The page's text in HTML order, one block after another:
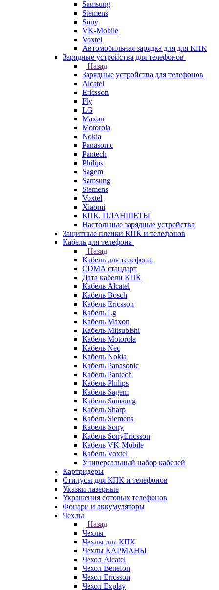
Samsung
Siemens
Sony
VK-Mobile
Voxtel
Автомобильная зарядка для для КПК
Зарядные устройства для телефонов
Назад
Зарядные устройства для телефонов
Alcatel
Ericsson
Fly
LG
Maxon
Motorola
Nokia
Panasonic
Pantech
Philips
Sagem
Samsung
Siemens
Voxtel
Xiaomi
КПК, ПЛАНШЕТЫ
Настольные зарядные устройства
Защитные пленки КПК и телефонов
Кабель для телефона
Назад
Кабель для телефона
CDMA стандарт
Дата кабели КПК
Кабель Alcatel
Кабель Bosch
Кабель Ericsson
Кабель Lg
Кабель Maxon
Кабель Mitsubishi
Кабель Motorola
Кабель Nec
Кабель Nokia
Кабель Panasonic
Кабель Pantech
Кабель Philips
Кабель Sagem
Кабель Samsung
Кабель Sharp
Кабель Siemens
Кабель Sony
Кабель SonyEricsson
Кабель VK-Mobile
Кабель Voxtel
Универсальный набор кабелей
Картридеры
Стилусы для КПК и телефонов
Указки лазерные
Украшения сотовых телефонов
Фонари и аккумуляторы
Чехлы
Назад
Чехлы
Чехлы для КПК
Чехлы КАРМАНЫ
Чехол Alcatel
Чехол Benefon
Чехол Ericsson
Чехол Explay